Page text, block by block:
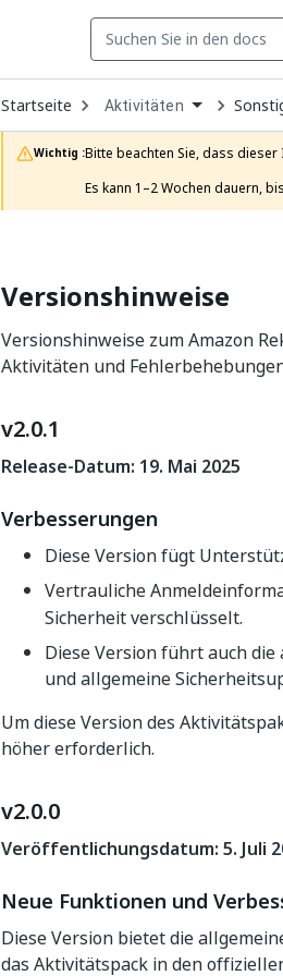
Startseite Open
Dropdown
to
choose
product
Aktivitäten
Wichtig :Bitte beachten Sie, dass
Es kann 1–2 Wochen dauern,
Versionshinweise
Versionshinweise zum Amazon
Aktivitäten und
v2.0.1
Release-Datum: 19. Mai 2025
Verbesserungen
Diese Version fügt
Vertrauliche
Sicherheit verschlüsselt.
Diese Version führt auch
und allgemeine
Um diese Version des
höher erforderlich.
v2.0.0
Veröffentlichungsdatum: 5. Juli
Neue Funktionen und
Diese Version bietet die
das Aktivitätspack in den